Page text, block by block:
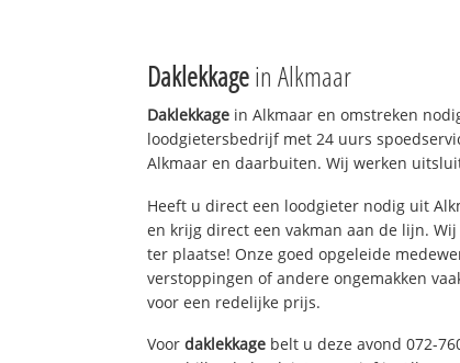
Daklekkagein Alkmaar
Daklekkage in Alkmaar en omstreken
loodgietersbedrijf met 24 uurs
Alkmaar en daarbuiten. Wij werken
Heeft u direct een loodgieter nodig uit
en krijg direct een vakman aan de lijn.
ter plaatse! Onze goed opgeleide
verstoppingen of andere ongemakken
voor een redelijke prijs.
Voordaklekkage belt u deze avond 072-